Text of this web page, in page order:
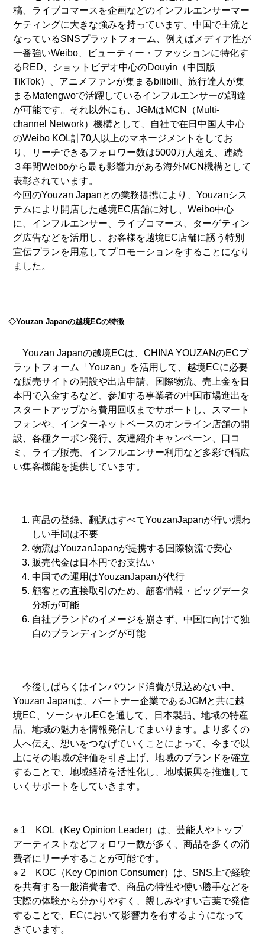
稿、ライブコマースを企画などのインフルエンサーマー
ケティングに大きな強みを持っています。中国で主流と
なっているSNSプラットフォーム、例えばメディア性が
一番強いWeibo、ビューティー・ファッションに特化す
るRED、ショットビデオ中心のDouyin（中国版
TikTok）、アニメファンが集まるbilibili、旅行達人が集
まるMafengwoで活躍しているインフルエンサーの調達
が可能です。それ以外にも、JGMはMCN（Multi-
channel Network）機構として、自社で在日中国人中心
のWeibo KOL計70人以上のマネージメントをしてお
り、リーチできるフォロワー数は5000万人超え、連続
３年間Weiboから最も影響力がある海外MCN機構として
表彰されています。
今回のYouzan Japanとの業務提携により、Youzanシス
テムにより開店した越境EC店舗に対し、Weibo中心
に、インフルエンサー、ライブコマース、ターゲティン
グ広告などを活用し、お客様を越境EC店舗に誘う特別
宣伝プランを用意してプロモーションをすることになり
ました。
◇Youzan Japanの越境ECの特徴
Youzan Japanの越境ECは、CHINA YOUZANのECプ
ラットフォーム「Youzan」を活用して、越境ECに必要
な販売サイトの開設や出店申請、国際物流、売上金を日
本円で入金するなど、参加する事業者の中国市場進出を
スタートアップから費用回収までサポートし、スマート
フォンや、インターネットベースのオンライン店舗の開
設、各種クーポン発行、友達紹介キャンペーン、口コ
ミ、ライブ販売、インフルエンサー利用など多彩で幅広
い集客機能を提供しています。
商品の登録、翻訳はすべてYouzanJapanが行い煩わ
しい手間は不要
物流はYouzanJapanが提携する国際物流で安心
販売代金は日本円でお支払い
中国での運用はYouzanJapanが代行
顧客との直接取引のため、顧客情報・ビッグデータ
分析が可能
自社ブランドのイメージを崩さず、中国に向けて独
自のブランディングが可能
今後しばらくはインバウンド消費が見込めない中、
Youzan Japanは、パートナー企業であるJGMと共に越
境EC、ソーシャルECを通して、日本製品、地域の特産
品、地域の魅力を情報発信してまいります。より多くの
人へ伝え、想いをつなげていくことによって、今まで以
上にその地域の評価を引き上げ、地域のブランドを確立
することで、地域経済を活性化し、地域振興を推進して
いくサポートをしていきます。
※ 1 KOL（Key Opinion Leader）は、芸能人やトップ
アーティストなどフォロワー数が多く、商品を多くの消
費者にリーチすることが可能です。
※ 2 KOC（Key Opinion Consumer）は、SNS上で経験
を共有する一般消費者で、商品の特性や使い勝手などを
実際の体験から分かりやすく、親しみやすい言葉で発信
することで、ECにおいて影響力を有するようになって
きています。